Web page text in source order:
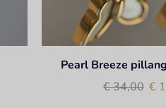
Pearl Breeze
€34,00 €